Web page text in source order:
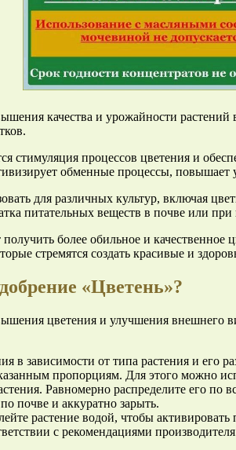
качества и урожайности
стимуляция процессов цветения и
обменные процессы, повышает
для различных культур, включая
питательных веществ в почве или при
более обильное и
стремятся создать красивые и
«Цветень»?
цветения и улучшения внешнего
в зависимости от типа растения и его
пропорциям. Для этого можно
Равномерно распределите его
почве и аккуратно зарыть.
растение водой, чтобы
с рекомендациями